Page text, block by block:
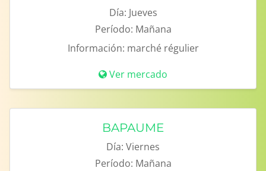
Día: Jueves
Período: Mañana
Información: marché régulier
Ver mercado
BAPAUME
Día: Viernes
Período: Mañana